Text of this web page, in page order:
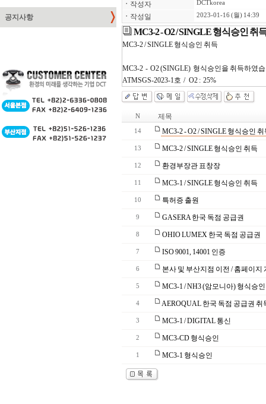
공지사항
ㆍ 작성자 DCTkorea
ㆍ 작성일 2023-01-16 (월) 14:39
MC3-2 - O2 / SINGLE 형식승인 취
MC3-2 / SINGLE 형식승인 취득
MC3-2 - O2 (SINGLE) 형식승인을 취득하였
ATMSGS-2023-1호 / O2 : 25%
N 제목
14 MC3-2 - O2 / SINGLE 형식승인 취
13 MC3-2 / SINGLE 형식승인 취득
12 환경부장관 표창장
11 MC3-1 / SINGLE 형식승인 취득
10 특허증 출원
9 GASERA 한국 독점 공급권
8 OHIO LUMEX 한국 독점 공급권
7 ISO 9001, 14001 인증
6 본사 및 부산지점 이전 / 홈페이지
5 MC3-1 / NH3 (암모니아) 형식승
4 AEROQUAL 한국 독점 공급권 취
3 MC3-1 / DIGITAL 통신
2 MC3-CD 형식승인
1 MC3-1 형식승인